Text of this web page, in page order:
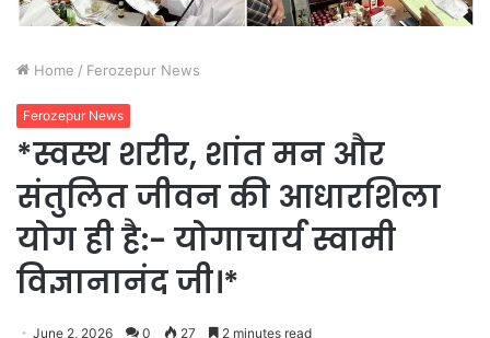
Home / Ferozepur News
Ferozepur News
*स्वस्थ शरीर, शांत मन और
संतुलित जीवन की आधारशिला
योग ही है:- योगाचार्य स्वामी
विज्ञानानंद जी।*
June 2, 2026 0 27 2 minutes read